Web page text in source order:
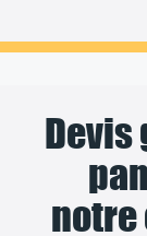
notre